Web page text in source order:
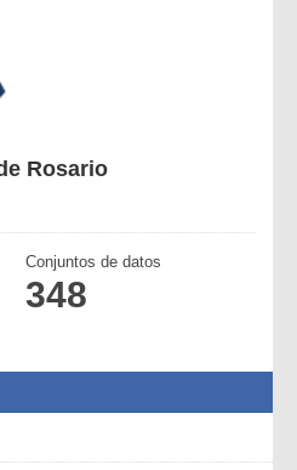
Rosario
Conjuntos de datos
348